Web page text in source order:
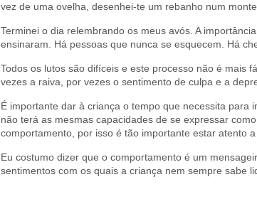
vez de uma ovelha, desenhei-te um rebanho num
Terminei o dia relembrando os meus avós. A
ensinaram. Há pessoas que nunca se esquecem. Há
Todos os lutos são difíceis e este processo não é mais
vezes a raiva, por vezes o sentimento de culpa e a
É importante dar à criança o tempo que necessita para
não terá as mesmas capacidades de se expressar
comportamento, por isso é tão importante estar atento a
Eu costumo dizer que o comportamento é um
sentimentos com os quais a criança nem sempre sabe